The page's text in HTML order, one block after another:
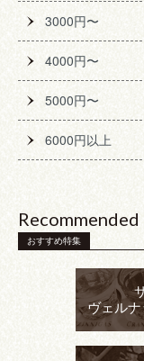
3000円〜
4000円〜
5000円〜
6000円以上
Recommended
おすすめ特集
ヴェル